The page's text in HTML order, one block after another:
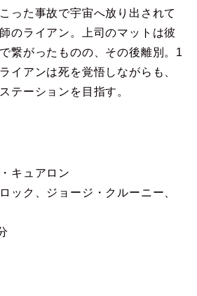
った事故で宇宙へ放り出されて
のライアン。上司のマットは彼
繋がったものの、その後離別。1
イアンは死を覚悟しながらも、
テーションを目指す。
キュアロン
ック、ジョージ・クルーニー、